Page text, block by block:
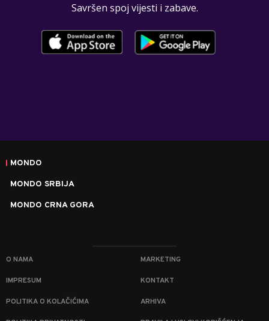
Savršen spoj vijesti i zabave.
MONDO
MONDO SRBIJA
MONDO CRNA GORA
O NAMA MARKETING
IMPRESUM KONTAKT
POLITIKA O KOLAČIĆIMA ARHIVA